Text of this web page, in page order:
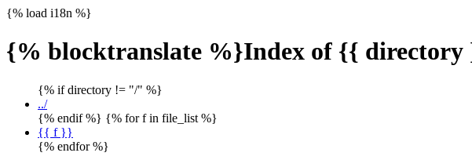
{% load i18n %}
{% blocktranslate %}Index of {{
{% if directory != "/" %}
../
{% endif %} {% for f in file_list %}
{{ f }}
{% endfor %}